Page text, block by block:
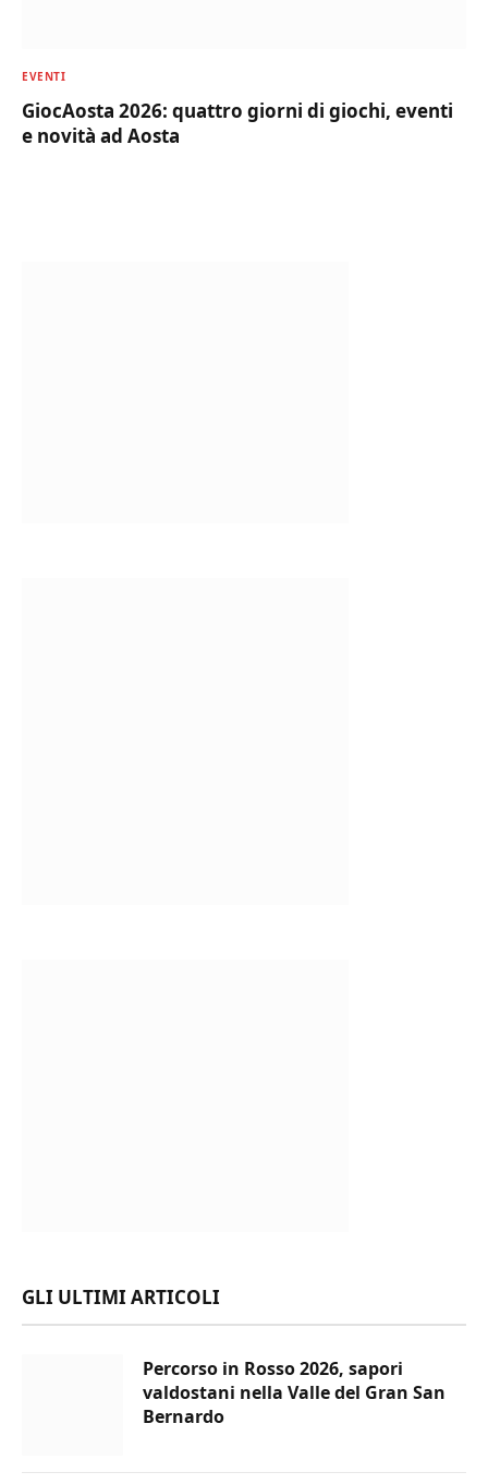
EVENTI
GiocAosta 2026: quattro giorni di giochi, eventi
e novità ad Aosta
GLI ULTIMI ARTICOLI
Percorso in Rosso 2026, sapori
valdostani nella Valle del Gran San
Bernardo